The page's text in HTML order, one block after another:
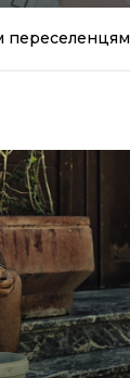
переселенцям